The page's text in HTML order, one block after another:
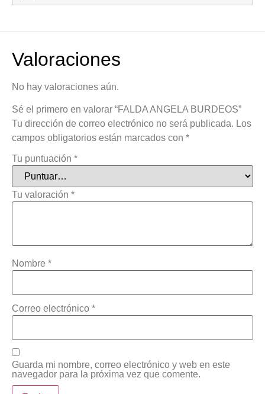
Valoraciones
No hay valoraciones aún.
Sé el primero en valorar “FALDA ANGELA BURDEOS”
Tu dirección de correo electrónico no será publicada. Los
campos obligatorios están marcados con *
Tu puntuación *
Tu valoración *
Nombre *
Correo electrónico *
Guarda mi nombre, correo electrónico y web en este
navegador para la próxima vez que comente.